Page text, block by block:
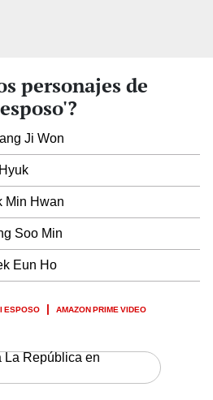
personajes de
Ji Won
Min Hwan
Soo Min
Eun Ho
ESPOSO
AMAZON PRIME VIDEO
La República en